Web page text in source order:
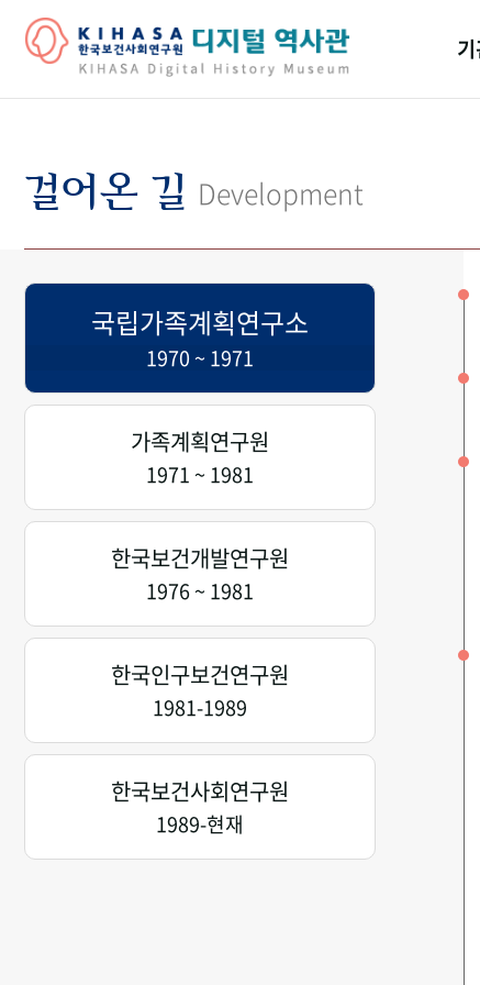
걸어온 길 Development
국립가족계획연구소
1970 ~ 1971
가족계획연구원
1971 ~ 1981
한국보건개발연구원
1976 ~ 1981
한국인구보건연구원
1981-1989
한국보건사회연구원
1989-현재